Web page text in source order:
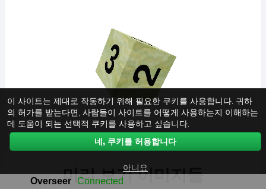
미리 보기 이미지들
이 사이트는 제대로 작동하기 위해 필요한 쿠키를 사용합니다. 귀하
의 허가를 받는다면, 사람들이 사이트를 어떻게 사용하는지 이해하는
데 도움이 되는 선택적 쿠키를 사용하고 싶습니다.
네, 쿠키를 허용합니다
아니요